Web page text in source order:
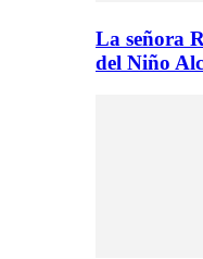
La señora
del Niño